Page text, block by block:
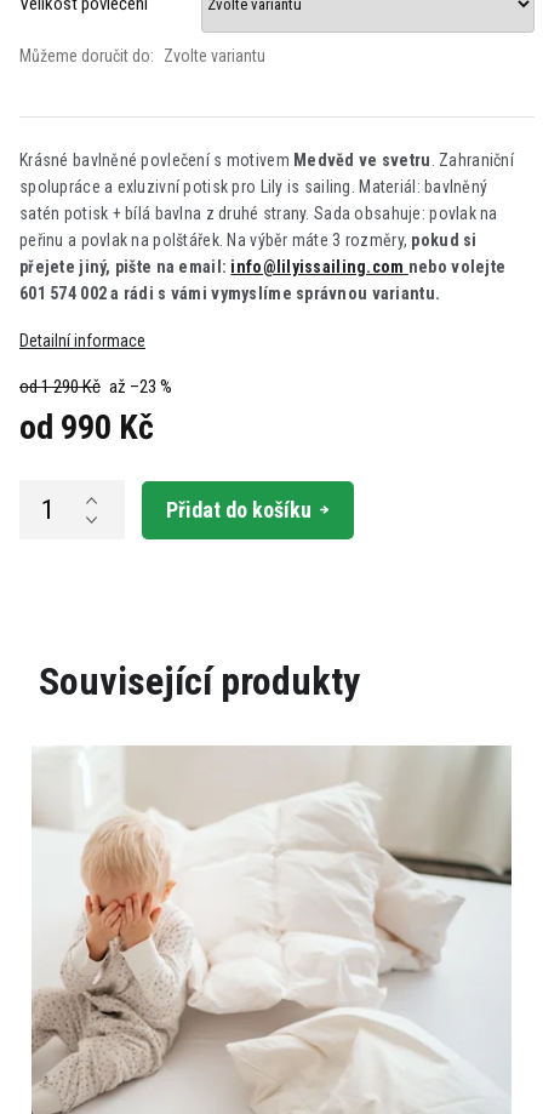
od 1 290 Kč až –23 %
od 990 Kč
Můžeme doručit do: Zvolte variantu
Přidat do košíku
Krásné bavlněné povlečení s motivem Medvěd ve svetru . Zahraniční
spolupráce a exluzivní potisk pro Lily is sailing. Materiál: bavlněný
satén potisk + bílá bavlna z druhé strany. Sada obsahuje: povlak na
peřinu a povlak na polštářek. Na výběr máte 3 rozměry, pokud si
přejete jiný, pište na email: info@lilyissailing.com nebo volejte
601 574 002 a rádi s vámi vymyslíme správnou variantu.
Detailní informace
Související produkty